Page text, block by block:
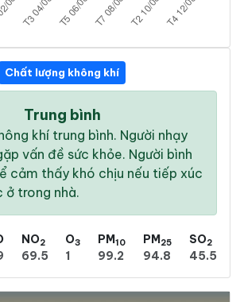
Chất lượng không khí
Trung bình
khí trung bình. Người nhạy
vấn đề sức khỏe. Người bình
cảm thấy khó chịu nếu tiếp xúc
ở trong nhà.
NO2
69.5
O3
1
PM10
99.2
PM25
94.8
SO2
45.5